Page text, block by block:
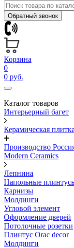
Обратный звонок
Корзина
0
0 руб.
Каталог товаров
Интерьерный багет
Керамическая плитка
Производство
Modern Ceramics
Лепнина
Напольные
Карнизы
Молдинги
Угловой элемент
Оформление дверей
Потолочные розетки
Плинтус Orac decor
Молдинги